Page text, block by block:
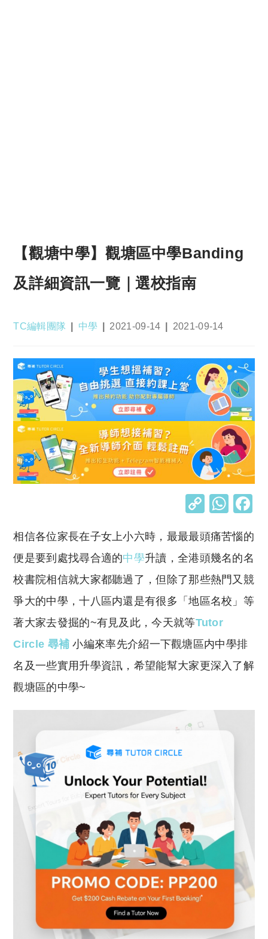
【觀塘中學】觀塘區中學Banding
及詳細資訊一覽｜選校指南
Post
TC編輯團隊
Post
中學
Post
2021-09-14
Post
2021-09-14
C
p
y
Li
n
k
W
at
s
A
p
相信各位家長在子女上小六時，最最最頭痛苦惱的
便是要到處找尋合適的中學升讀，全港頭幾名的名
校書院相信就大家都聽過了，但除了那些熱門又競
爭大的中學，十八區内還是有很多「地區名校」等
著大家去發掘的~有見及此，今天就等Tutor
Circle 尋補 小編來率先介紹一下觀塘區内中學排
名及一些實用升學資訊，希望能幫大家更深入了解
觀塘區的中學~